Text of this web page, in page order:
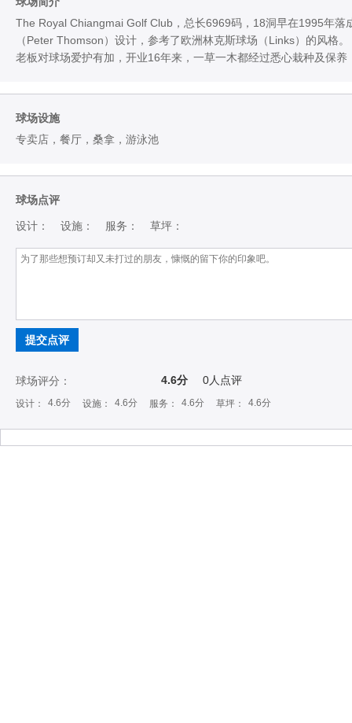
The Royal Chiangmai Golf Club，总长6969码，18洞早在1995年
（Peter Thomson）设计，参考了欧洲林克斯球场（Links）的风格
老板对球场爱护有加，开业16年来，一草一木都经过悉心栽种及保养
球场设施
专卖店，餐厅，桑拿，游泳池
球场点评
设计： 设施： 服务： 草坪：
提交点评
球场评分： 4.6分 0人点评
设计： 4.6分 设施： 4.6分 服务： 4.6分 草坪： 4.6分